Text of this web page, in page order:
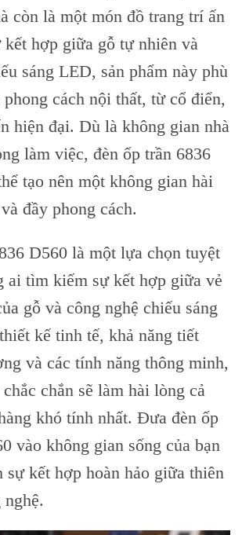
còn là một món đồ trang trí ấn
hợp giữa gỗ tự nhiên và
sáng LED, sản phẩm này phù
cách nội thất, từ cổ điển,
hiện đại. Dù là không gian nhà
làm việc, đèn ốp trần 6836
tạo nên một không gian hài
đầy phong cách.
D560 là một lựa chọn tuyệt
ai tìm kiếm sự kết hợp giữa vẻ
gỗ và công nghệ chiếu sáng
kế tinh tế, khả năng tiết
và các tính năng thông minh,
chắn sẽ làm hài lòng cả
khó tính nhất. Đưa đèn ốp
vào không gian sống của bạn
sự kết hợp hoàn hảo giữa thiên